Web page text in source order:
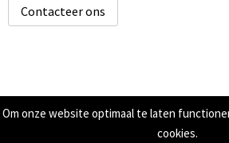
Contacteer ons
Informatie
Om onze website optimaal te laten
cookies.